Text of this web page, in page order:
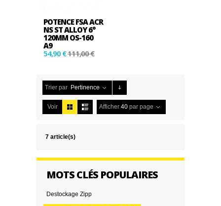
POTENCE FSA ACR
NS ST ALLOY 6°
120MM OS-160
A9
54,90 €111,00 €
Trier par Pertinence
Voir Afficher 40 par page
7 article(s)
MOTS CLÉS POPULAIRES
Destockage Zipp